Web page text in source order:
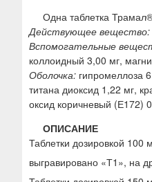
Одна таблетка
Действующее вещество:
Вспомогательные
коллоидный 3,00 мг,
Оболочка: гипромеллоза
титана диоксид 1,22 мг,
оксид коричневый (Е172)
ОПИСАНИЕ
Таблетки дозировкой 100
выгравировано «Т1», на